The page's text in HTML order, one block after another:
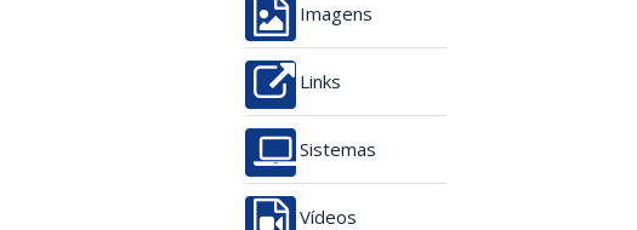
Imagens
Links
Sistemas
Vídeos